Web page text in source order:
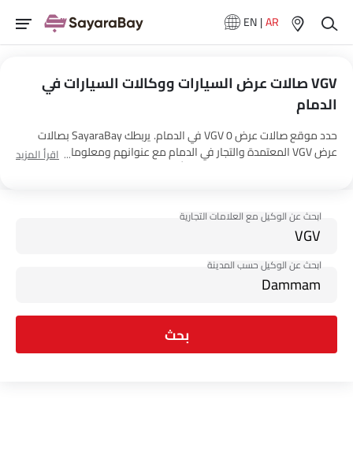
EN|AR
VGV صالات عرض السيارات ووكالات السيارات في
الدمام
حدد موقع صالات عرض 0 VGV في الدمام. يربطك SayaraBay بصالات
عرض VGV المعتمدة والتجار في الدمام مع عنوانهم ومعلومات الاتصال
اقرأ المزيد
بحث